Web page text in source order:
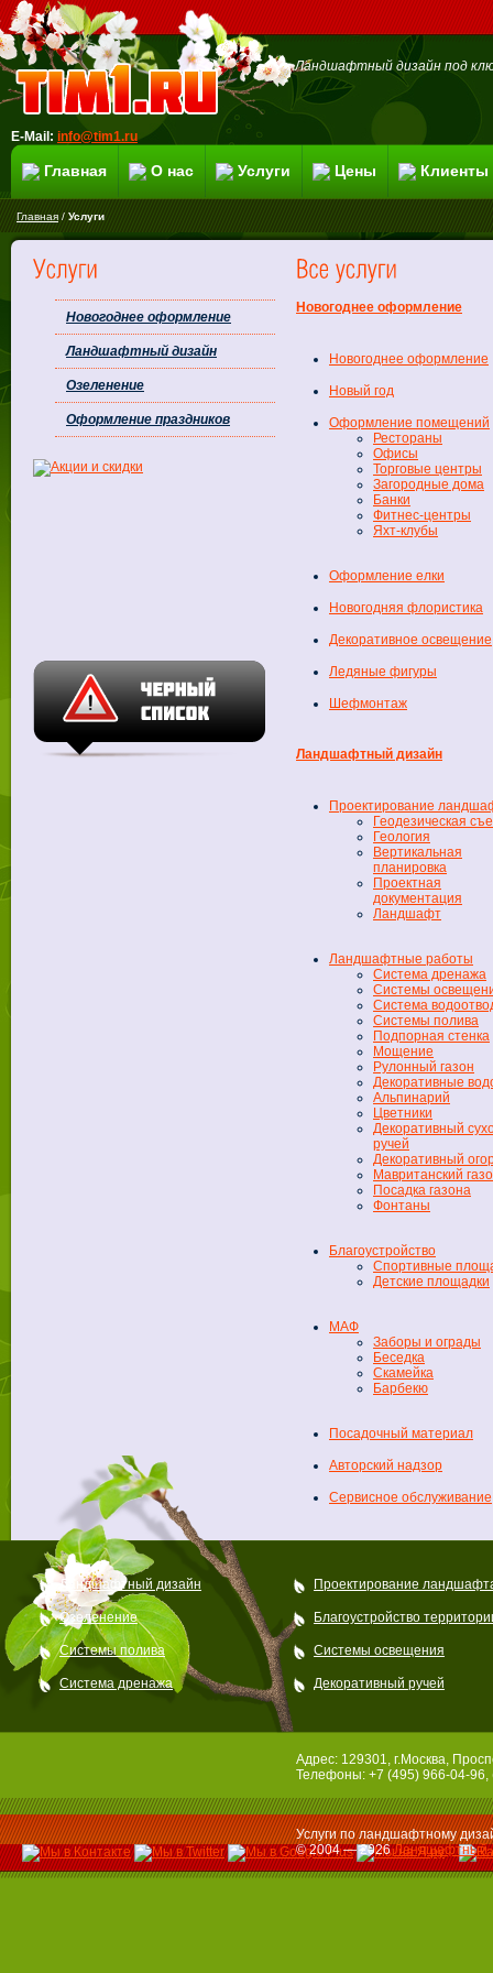
Ландшафтный дизайн под
E-Mail: info@tim1.ru
Главная О нас Услуги Цены Клиенты
Главная/Услуги
Новогоднее оформление
Новогоднее оформление
Новый год
Оформление помещений
Рестораны
Офисы
Торговые центры
Загородные дома
Банки
Фитнес-центры
Яхт-клубы
Оформление елки
Новогодняя флористика
Декоративное освещение
Ледяные фигуры
Шефмонтаж
Ландшафтный дизайн
Проектирование
Геодезическая
Геология
Вертикальная
планировка
Проектная
документация
Ландшафт
Ландшафтные работы
Система дренажа
Системы
Система
Системы полива
Подпорная стенка
Мощение
Рулонный газон
Декоративные
Альпинарий
Цветники
Декоративный
ручей
Декоративный
Мавританский
Посадка газона
Фонтаны
Благоустройство
Спортивные
Детские площадки
МАФ
Заборы и ограды
Беседка
Скамейка
Барбекю
Посадочный материал
Авторский надзор
Сервисное обслуживание
Новогоднее оформление
Ландшафтный дизайн
Озеленение
Оформление праздников
Ландшафтный дизайн Проектирование
Озеленение Благоустройство
Системы полива Системы освещения
Система дренажа Декоративный ручей
Адрес: 129301, г.Москва,
Телефоны: +7 (495) 966-04-96,
Услуги по ландшафтному
© 2004 — 2026Ландшафтный